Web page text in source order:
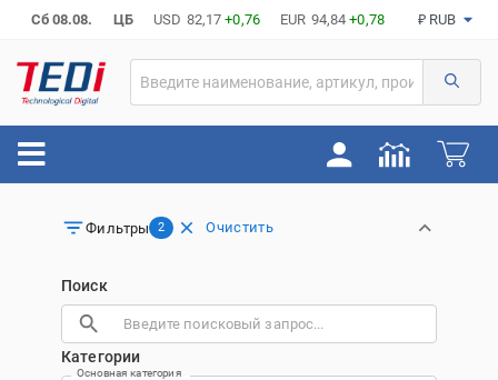
Сб 08.08. ЦБ USD 82,17 +0,76 EUR 94,84 +0,78 ₽ RUB
Фильтры 2 Очистить
Поиск
Категории
Основная категория